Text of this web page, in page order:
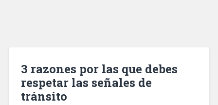
3 razones por las que debes
respetar las señales de
tránsito